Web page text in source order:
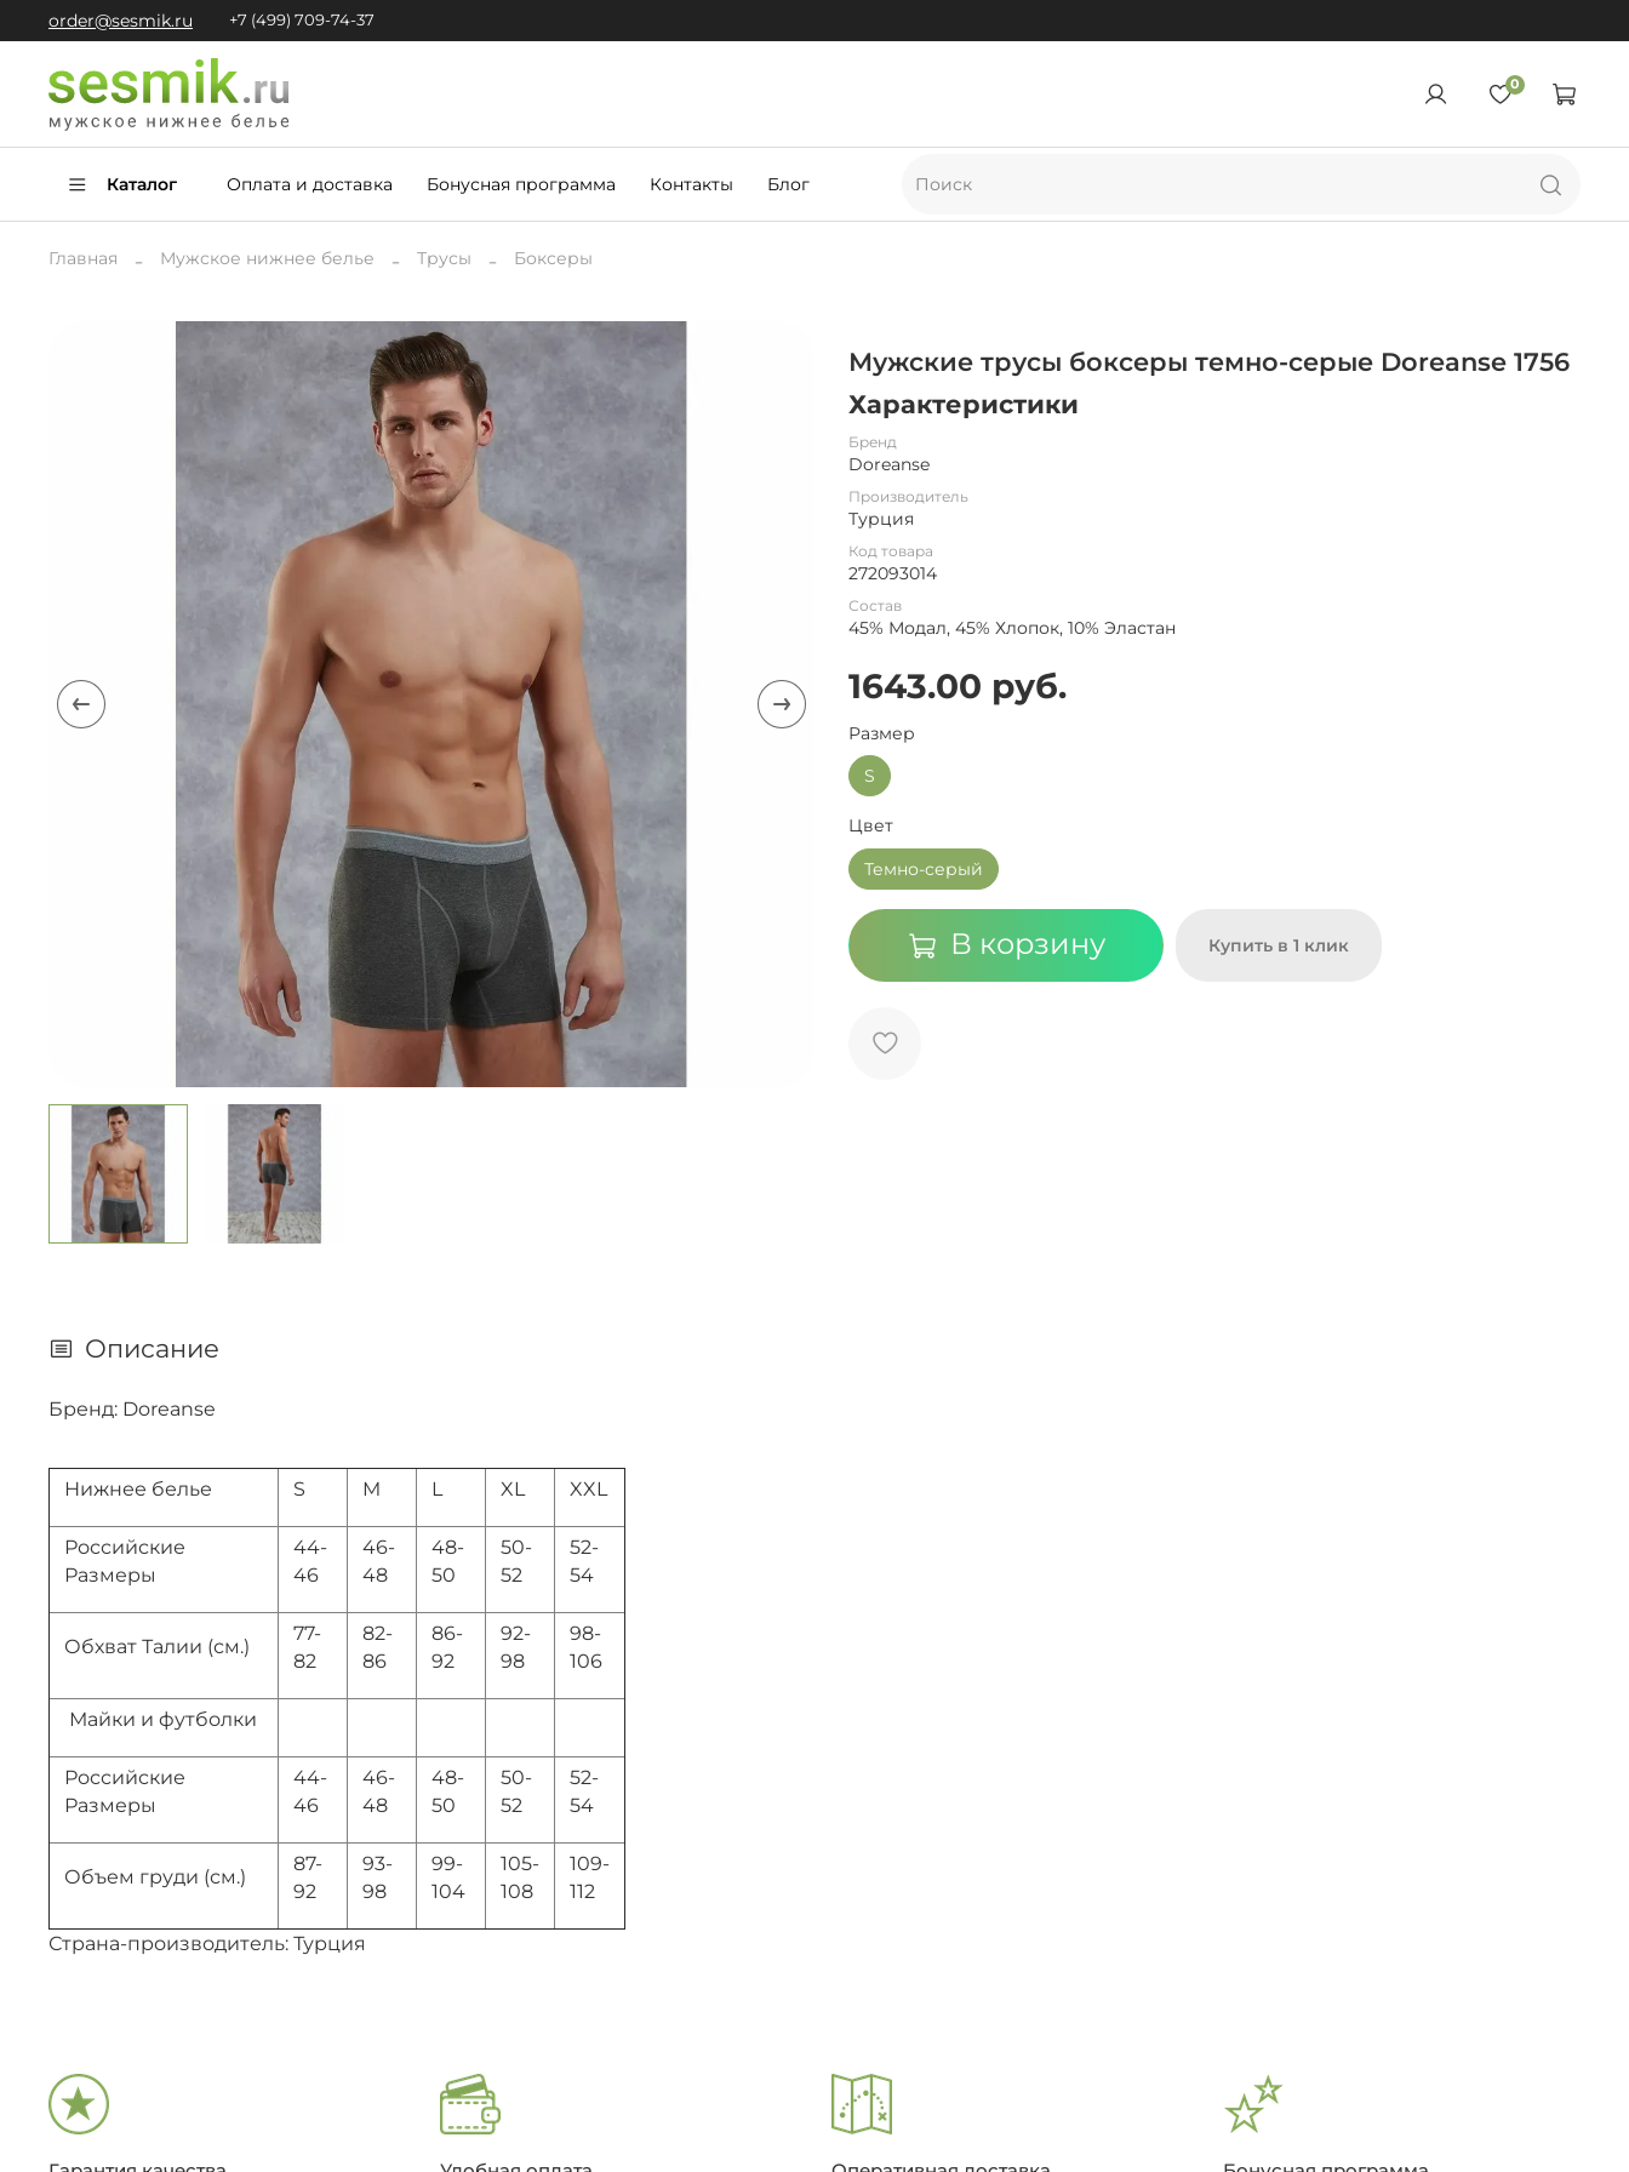
order@sesmik.ru +7 (499) 709-74-37
0
Каталог Оплата и доставка Бонусная программа Контакты Блог
Главная Мужское нижнее белье Трусы Боксеры
Мужские трусы боксеры темно-серые Doreanse 1756
Характеристики
Бренд
Doreanse
Производитель
Турция
Код товара
272093014
Состав
45% Модал, 45% Хлопок, 10% Эластан
1643.00 руб.
В корзину Купить в 1 клик
Размер
S
Цвет
Темно-серый
Описание
Бренд: Doreanse
Нижнее белье S M L XL XXL
Российские
Размеры
44-
46
46-
48
48-
50
50-
52
52-
54
Обхват Талии (см.)
77-
82
82-
86
86-
92
92-
98
98-
106
Майки и футболки
Российские
Размеры
44-
46
46-
48
48-
50
50-
52
52-
54
Объем груди (см.)
87-
92
93-
98
99-
104
105-
108
109-
112
Страна-производитель: Турция